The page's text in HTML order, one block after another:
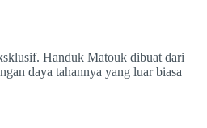
Handuk Matouk dibuat dari
daya tahannya yang luar biasa